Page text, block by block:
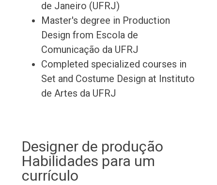
de Janeiro (UFRJ)
Master's degree in Production
Design from Escola de
Comunicação da UFRJ
Completed specialized courses in
Set and Costume Design at Instituto
de Artes da UFRJ
Designer de produção
Habilidades para um
currículo